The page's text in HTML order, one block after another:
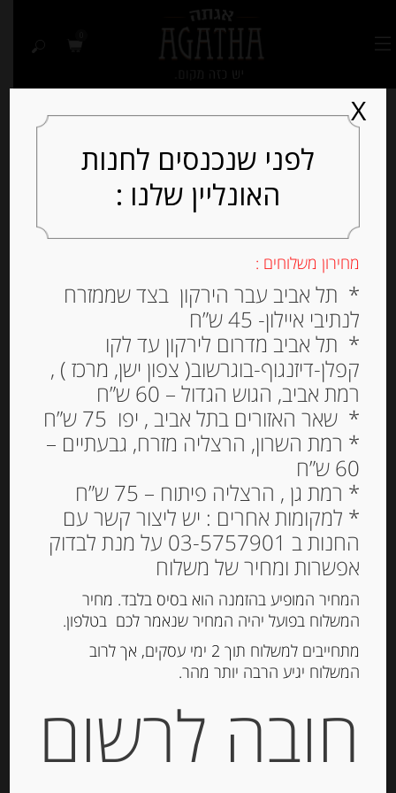
נקטר אגסי וויליאם צרפתי
מחבל ליאונז, 750 מ”ל
₪ 39.00
מחיר ל 100 מ"ל : 5.20 ש"ח
הוספה לסל
מק"ט:
3760125980249
לפני שנכנסים לחנות
האונליין שלנו :
מחירון משלוחים :
* תל אביב עבר הירקון בצד שממזרח
לנתיבי איילון- 45 ש”ח
* תל אביב מדרום לירקון עד לקו
קפלן-דיזנגוף-בוגרשוב( צפון ישן, מרכז ) ,
רמת אביב, הגוש הגדול – 60 ש”ח
* שאר האזורים בתל אביב , יפו 75 ש”ח
* רמת השרון, הרצליה מזרח, גבעתיים –
60 ש”ח
* רמת גן , הרצליה פיתוח – 75 ש”ח
* למקומות אחרים : יש ליצור קשר עם
החנות ב 03-5757901 על מנת לבדוק
אפשרות ומחיר של משלוח
המחיר המופיע בהזמנה הוא בסיס בלבד. מחיר
המשלוח בפועל יהיה המחיר שנאמר לכם בטלפון.
מתחייבים למשלוח תוך 2 ימי עסקים, אך לרוב
המשלוח יגיע הרבה יותר מהר.
חובה לרשום
X